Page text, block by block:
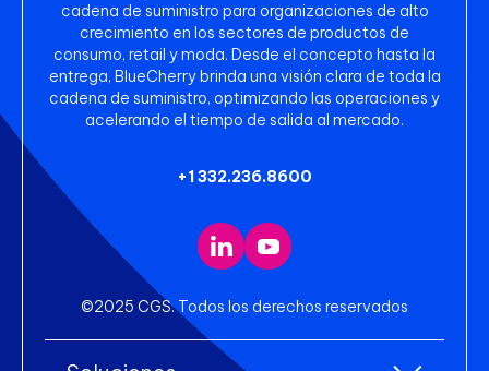
cadena de suministro para organizaciones de alto
crecimiento en los sectores de productos de
consumo, retail y moda. Desde el concepto hasta la
entrega, BlueCherry brinda una visión clara de toda la
cadena de suministro, optimizando las operaciones y
acelerando el tiempo de salida al mercado.
+1 332.236.8600
©2025 CGS. Todos los derechos reservados